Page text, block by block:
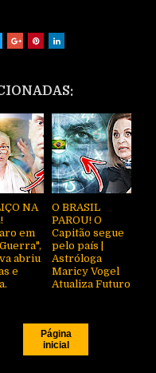
NA
em
abriu
e
O BRASIL
PAROU! O
Capitão segue
pelo país |
Astróloga
Maricy Vogel
Atualiza Futuro
Página
inicial